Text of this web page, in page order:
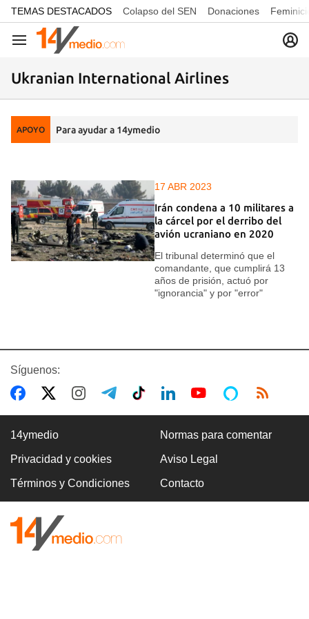
common.go-to-content
TEMAS DESTACADOS Colapso del SEN Donaciones
Navegación
Ukranian International Airlines
APOYO Para ayudar a 14ymedio
17 ABR 2023
Irán condena a 10 militares a
la cárcel por el derribo del
avión ucraniano en 2020
El tribunal determinó que el
comandante, que cumplirá 13
años de prisión, actuó por
"ignorancia" y por "error"
Síguenos:
14ymedio Normas para comentar
Privacidad y cookies Aviso Legal
Términos y Condiciones Contacto